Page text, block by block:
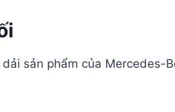
sản phẩm của Mercedes-